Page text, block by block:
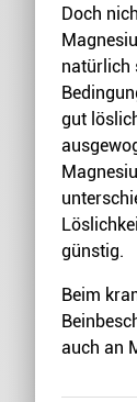
Doch
natürlich
gut
günstig.
Beim
auch an